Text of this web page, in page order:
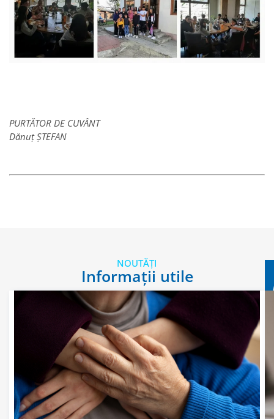
PURTĂTOR DE CUVÂNT
Dănuț ȘTEFAN
NOUTĂȚI
Informații utile